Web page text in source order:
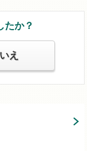
たか？
え